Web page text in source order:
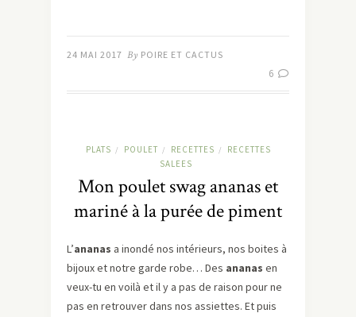
24 MAI 2017 By POIRE ET CACTUS
6
PLATS / POULET / RECETTES /
RECETTES
SALEES
Mon poulet swag ananas et
mariné à la purée de piment
L’ananas a inondé nos intérieurs, nos boites à
bijoux et notre garde robe… Des ananas en
veux-tu en voilà et il y a pas de raison pour ne
pas en retrouver dans nos assiettes. Et puis